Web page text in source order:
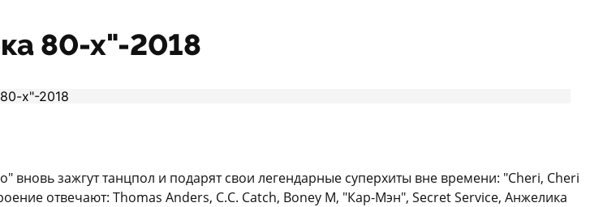
80-х"-2018
вновь зажгут танцпол и подарят свои легендарные суперхиты вне времени: "Cheri, Cheri
отвечают: Thomas Anders, C.C. Catch, Boney M, "Кар-Мэн", Secret Service, Анжелика